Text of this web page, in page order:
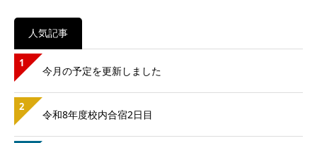
人気記事
1
今月の予定を更新しました
2
令和8年度校内合宿2日目